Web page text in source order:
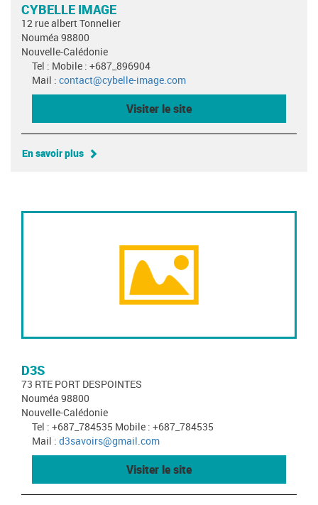
CYBELLE IMAGE
12 rue albert Tonnelier
Nouméa 98800
Nouvelle-Calédonie
Tel : Mobile : +687_896904
Mail : contact@cybelle-image.com
Visiter le site
En savoir plus
D3S
73 RTE PORT DESPOINTES
Nouméa 98800
Nouvelle-Calédonie
Tel : +687_784535 Mobile : +687_784535
Mail : d3savoirs@gmail.com
Visiter le site